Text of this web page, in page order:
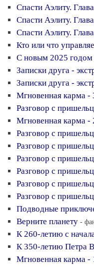
Спасти Аэлиту.
Спасти Аэлиту.
Спасти Аэлиту.
Кто или что
С новым 2025 годом
Записки друга -
Записки друга -
Мгновенная карма -
Разговор с
Мгновенная карма -
Разговор с
Разговор с
Разговор с
Разговор с
Разговор с
Разговор с
Подводные
Верните планету -
К 260-летию с
К 350-летию Петра
Мгновенная карма -